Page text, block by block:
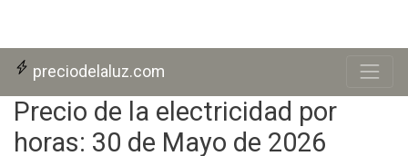
preciodelaluz.com
Precio de la electricidad por
horas: 30 de Mayo de 2026